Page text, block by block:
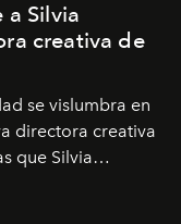
a Silvia
creativa de
se vislumbra en
directora creativa
que Silvia